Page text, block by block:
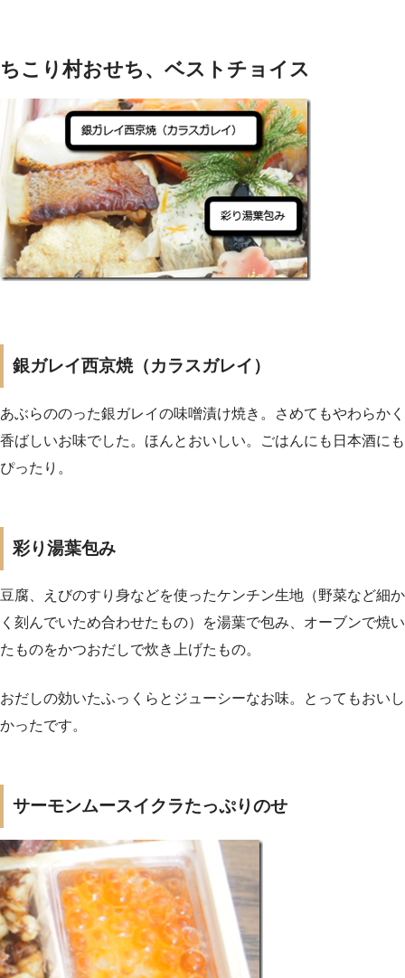
ちこり村おせち、ベストチョイス
銀ガレイ西京焼（カラスガレイ）
あぶらののった銀ガレイの味噌漬け焼き。さめてもやわらかく
香ばしいお味でした。ほんとおいしい。ごはんにも日本酒にも
ぴったり。
彩り湯葉包み
豆腐、えびのすり身などを使ったケンチン生地（野菜など細か
く刻んでいため合わせたもの）を湯葉で包み、オーブンで焼い
たものをかつおだしで炊き上げたもの。
おだしの効いたふっくらとジューシーなお味。とってもおいし
かったです。
サーモンムースイクラたっぷりのせ